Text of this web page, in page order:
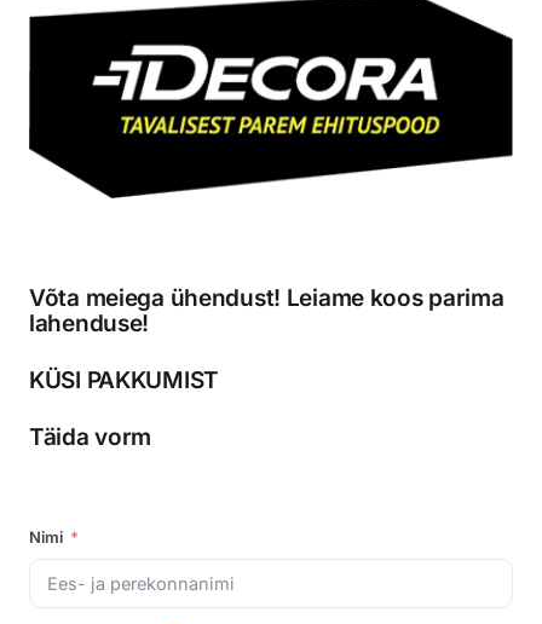
Võta meiega ühendust! Leiame koos parima
lahenduse!
KÜSI PAKKUMIST
Täida vorm
Nimi